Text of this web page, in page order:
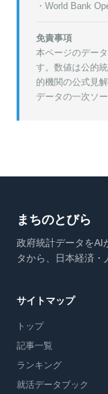
・World Bank
免責事項
本ページのデー
す。数値は公的
的機関の公式見
データの一次ソ
まちのとびら
政府統計データをAI
タから、日本経済・
サイトマップ
トップ
記事一覧
ランキング
就活データブック